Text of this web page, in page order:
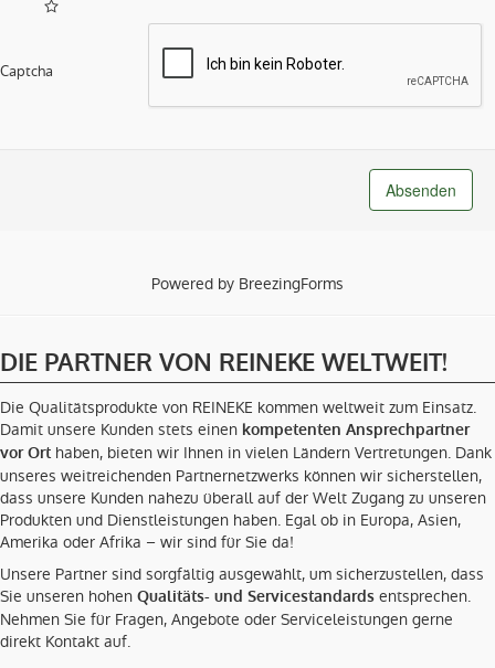
Captcha
Absenden
Powered by BreezingForms
DIE PARTNER VON REINEKE WELTWEIT!
Die Qualitätsprodukte von REINEKE kommen weltweit zum Einsatz.
Damit unsere Kunden stets einen kompetenten Ansprechpartner
vor Ort haben, bieten wir Ihnen in vielen Ländern Vertretungen. Dank
unseres weitreichenden Partnernetzwerks können wir sicherstellen,
dass unsere Kunden nahezu überall auf der Welt Zugang zu unseren
Produkten und Dienstleistungen haben. Egal ob in Europa, Asien,
Amerika oder Afrika – wir sind für Sie da!
Unsere Partner sind sorgfältig ausgewählt, um sicherzustellen, dass
Sie unseren hohen Qualitäts- und Servicestandards entsprechen.
Nehmen Sie für Fragen, Angebote oder Serviceleistungen gerne
direkt Kontakt auf.